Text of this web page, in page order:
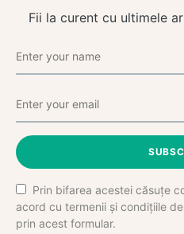
Fii la curent cu ultimele
Prin bifarea acestei căsuțe
acord cu termenii și condițiile
prin acest formular.